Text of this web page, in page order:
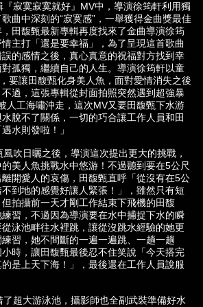
寞寂寞就好』MV中，導演徐筠軒利用獨
曲中深刻的“寂寞感”，一舉獲得金曲獎最佳
田馥甄最新專輯再度找來了金曲導演徐筠
主打「還是要幸福」，為了呈現這首歌曲
的感情之後，真心真意的祝福對方找到幸
孤獨，繼續自己的人生。導演徐筠軒以童
要讓田馥甄化身美人魚，面對愛情消失之後
過，這張專輯從封面拍照突然遇到超強暴
人工海嘯沖走，這次MV又要田馥甄下水游
脫不了關係，一切的巧合讓工作人員和田
水則發啦！」
日曬之後，導演這次提出更大的挑戰，
美人魚挑戰水中悠游！不過聽到要在5公尺
開愛人的哀傷，田馥甄直呼「從沒有在5公
到地的感覺好讓人緊張！」，雖然只有短
拍攝前一天才剛工作結束下飛機的田馥
習，不過因為導演要在水中捕捉下水的瞬
泳池畔往水裡跳，讓從沒跳水經驗的她更
習，她不間斷的一遍一遍跳、一趟一趟
時，讓田馥甄最後忍不住笑說「今天搭完
是上天下海！」，最後還在工作人員說服
大游泳池，攝影師也全副武裝準備好水